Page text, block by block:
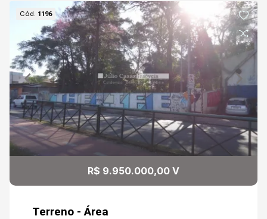
Cód. 1196
R$ 9.950.000,00 V
Terreno - Área